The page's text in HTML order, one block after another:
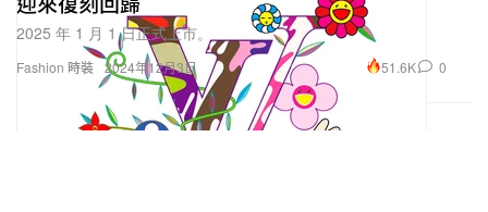
Fashion 時裝
2025 年 1 月 1 日正式上市。
2024年12月3日 51.6K 0